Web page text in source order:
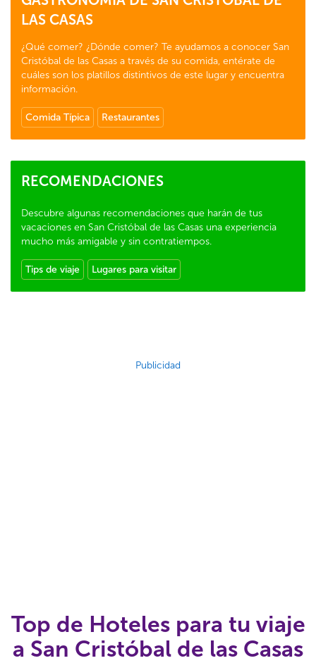
LAS CASAS
¿Qué comer? ¿Dónde comer? Te ayudamos a conocer San
Cristóbal de las Casas a través de su comida, entérate de
cuáles son los platillos distintivos de este lugar y encuentra
información.
Comida Típica Restaurantes
RECOMENDACIONES
Descubre algunas recomendaciones que harán de tus
vacaciones en San Cristóbal de las Casas una experiencia
mucho más amigable y sin contratiempos.
Tips de viaje Lugares para visitar
Publicidad
Top de Hoteles para tu viaje
a San Cristóbal de las Casas